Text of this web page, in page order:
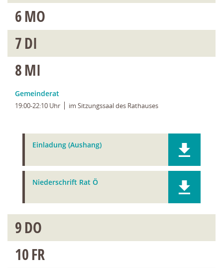
6MO
7DI
8MI
Gemeinderat
19:00-22:10 Uhr im Sitzungssaal des Rathauses
Einladung (Aushang)
Niederschrift Rat Ö
9DO
10FR